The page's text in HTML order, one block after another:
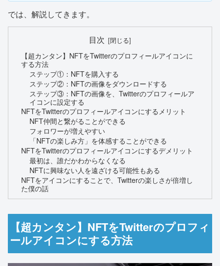
では、解説してきます。
目次
【超カンタン】NFTをTwitterのプロフィールアイコンに
する方法
ステップ①：NFTを購入する
ステップ②：NFTの画像をダウンロードする
ステップ③：NFTの画像を、Twitterのプロフィールア
イコンに設定する
NFTをTwitterのプロフィールアイコンにするメリット
NFT仲間と繋がることができる
フォロワーが増えやすい
「NFTの楽しみ方」を体感することができる
NFTをTwitterのプロフィールアイコンにするデメリット
最初は、誰だかわからなくなる
NFTに興味ない人を遠ざける可能性もある
NFTをアイコンにすることで、Twitterの楽しさが倍増し
た僕の話
【超カンタン】NFTをTwitterのプロフィ
ールアイコンにする方法